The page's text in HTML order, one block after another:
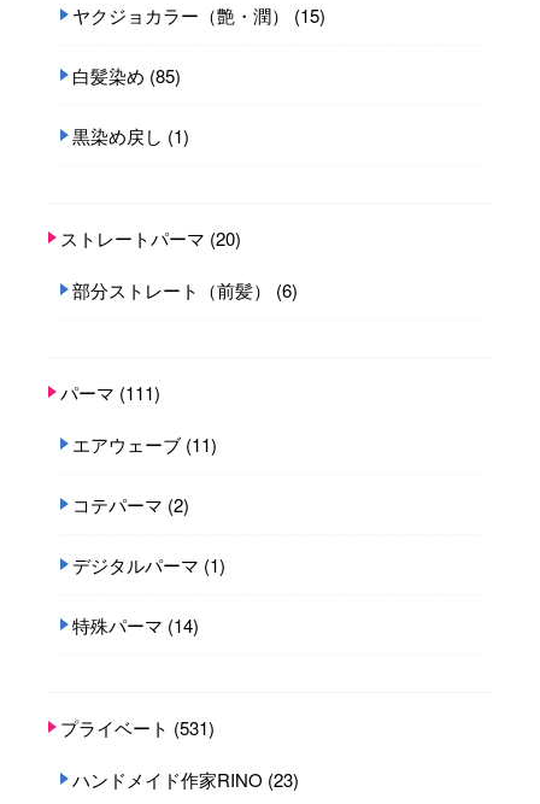
ヤクジョカラー（艶・潤） (15)
白髪染め (85)
黒染め戻し (1)
ストレートパーマ (20)
部分ストレート（前髪） (6)
パーマ (111)
エアウェーブ (11)
コテパーマ (2)
デジタルパーマ (1)
特殊パーマ (14)
プライベート (531)
ハンドメイド作家RINO (23)